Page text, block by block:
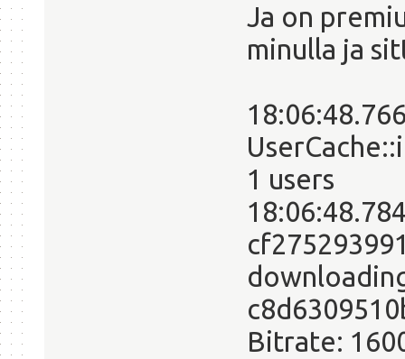
Ja on
minulla ja
1 users
Bitrate: